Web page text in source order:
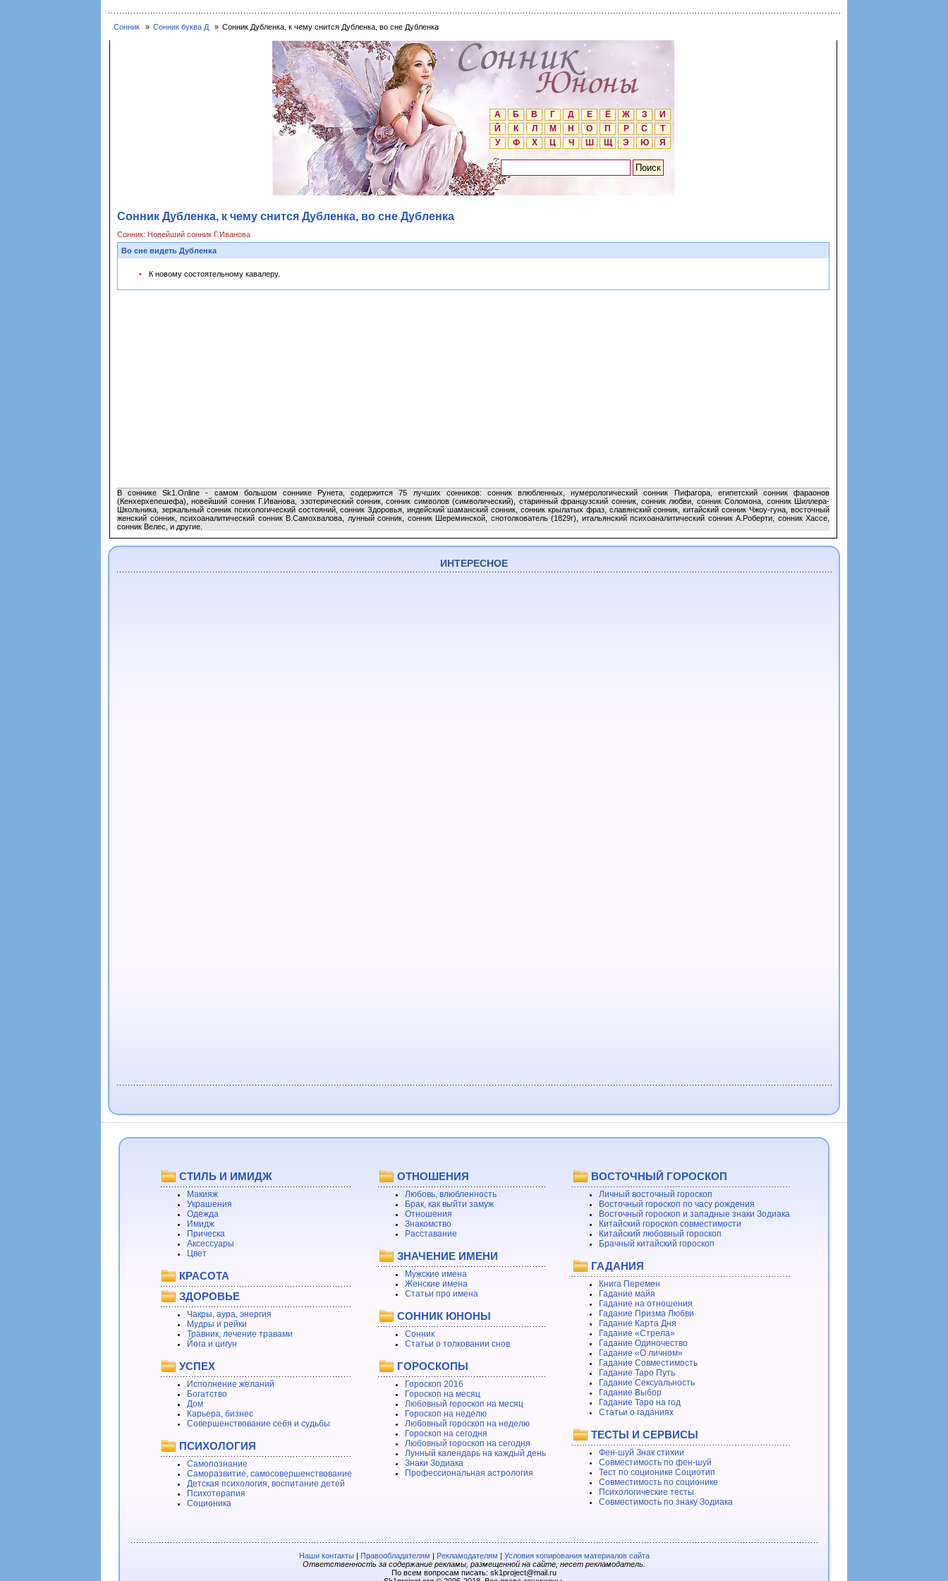
Сонник Сонник буква Д Сонник Дубленка, к чему снится Дубленка, во сне Дубленка
А Б В Г Д Е Ё Ж З
И
Й
К Л М Н О П Р С
Т
У
Ф Х Ц Ч Ш Щ Э Ю Я
Сонник Дубленка, к чему снится Дубленка, во сне Дубленка
Сонник: Новейший сонник Г.Иванова
Во сне видеть Дубленка
К новому состоятельному кавалеру.
В соннике Sk1.Online - самом большом соннике Рунета, содержится 75 лучших сонников: сонник влюбленных, нумерологический сонник Пифагора, египетский сонник фараонов
(Кенхерхепешефа), новейший сонник Г.Иванова, эзотерический сонник, сонник символов (символический), старинный французский сонник, сонник любви, сонник Соломона, сонник Шиллера-
Школьника, зеркальный сонник психологический состояний, сонник Здоровья, индейский шаманский сонник, сонник крылатых фраз, славянский сонник, китайский сонник Чжоу-гуна, восточный
женский сонник, психоаналитический сонник В.Самохвалова, лунный сонник, сонник Шереминской, снотолкователь (1829г), итальянский психоаналитический сонник А.Роберти, сонник Хассе,
сонник Велес, и другие.
ИНТЕРЕСНОЕ
СТИЛЬ И ИМИДЖ
Макияж
Украшения
Одежда
Имидж
Прическа
Аксессуары
Цвет
КРАСОТА
ЗДОРОВЬЕ
Чакры, аура, энергия
Мудры и рейки
Травник, лечение травами
Йога и цигун
УСПЕХ
Исполнение желаний
Богатство
Дом
Карьера, бизнес
Совершенствование себя и судьбы
ПСИХОЛОГИЯ
Самопознание
Саморазвитие, самосовершенствование
Детская психология, воспитание детей
Психотерапия
Соционика
ОТНОШЕНИЯ
Любовь, влюбленность
Брак, как выйти замуж
Отношения
Знакомство
Расставание
ЗНАЧЕНИЕ ИМЕНИ
Мужские имена
Женские имена
Статьи про имена
СОННИК ЮНОНЫ
Сонник
Статьи о толковании снов
ГОРОСКОПЫ
Гороскоп 2016
Гороскоп на месяц
Любовный гороскоп на месяц
Гороскоп на неделю
Любовный гороскоп на неделю
Гороскоп на сегодня
Любовный гороскоп на сегодня
Лунный календарь на каждый день
Знаки Зодиака
Профессиональная астрология
ВОСТОЧНЫЙ ГОРОСКОП
Личный восточный гороскоп
Восточный гороскоп по часу рождения
Восточный гороскоп и западные знаки Зодиака
Китайский гороскоп совместимости
Китайский любовный гороскоп
Брачный китайский гороскоп
ГАДАНИЯ
Книга Перемен
Гадание майя
Гадание на отношения
Гадание Призма Любви
Гадание Карта Дня
Гадание «Стрела»
Гадание Одиночество
Гадание «О личном»
Гадание Совместимость
Гадание Таро Путь
Гадание Сексуальность
Гадание Выбор
Гадание Таро на год
Статьи о гаданиях
ТЕСТЫ И СЕРВИСЫ
Фен-шуй Знак стихии
Совместимость по фен-шуй
Тест по соционике Социотип
Совместимость по соционике
Психологические тесты
Совместимость по знаку Зодиака
Наши контакты| Правообладателям | Рекламодателям | Условия копирования материалов сайта
Ответственность за содержание рекламы, размещенной на сайте, несет рекламодатель.
По всем вопросам писать: sk1project@mail.ru